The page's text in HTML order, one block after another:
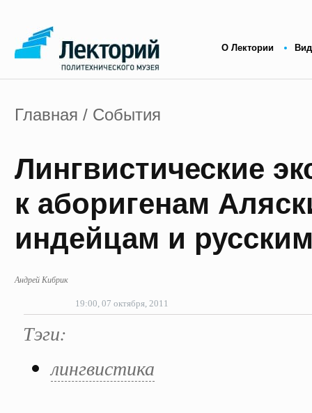
О Лектории
Главная / События
Лингвистические
к аборигенам
индейцам и
Андрей Кибрик
19:00, 07 октября, 2011
Тэги:
лингвистика